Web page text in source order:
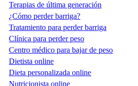
Terapias de última generación
¿Cómo perder barriga?
Tratamiento para perder barriga
Clínica para perder peso
Centro médico para bajar de peso
Dietista online
Dieta personalizada online
Nutricionista online